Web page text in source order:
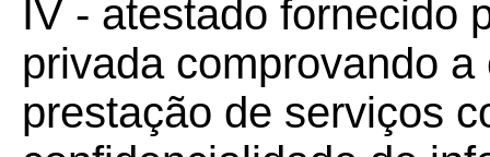
IV - atestado fornecido
privada comprovando
prestação de serviços